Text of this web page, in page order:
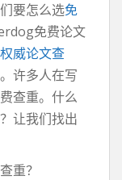
要怎么选免
免费论文
权威论文查
许多人在写
查重。什么
让我们找出
重？